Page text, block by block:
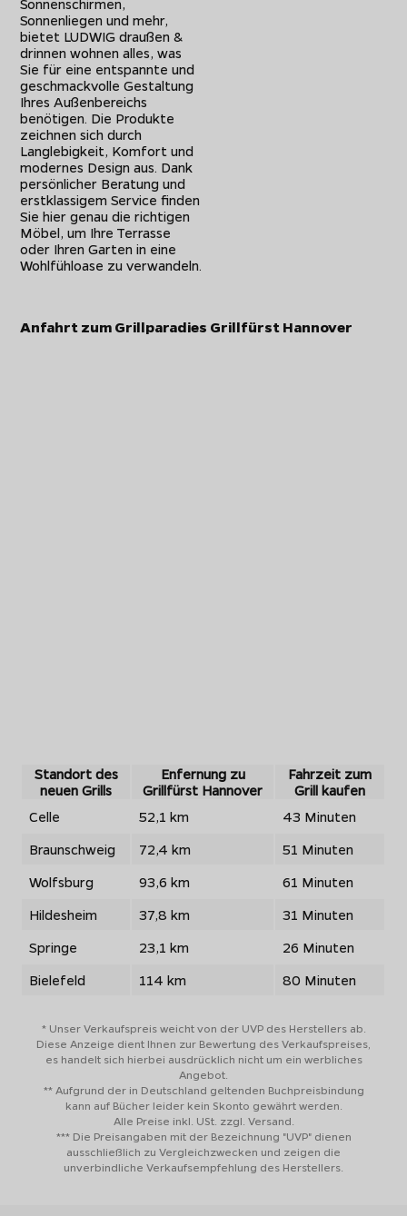
Sonnenschirmen,
Sonnenliegen und mehr,
bietet LUDWIG draußen &
drinnen wohnen alles, was
Sie für eine entspannte und
geschmackvolle Gestaltung
Ihres Außenbereichs
benötigen. Die Produkte
zeichnen sich durch
Langlebigkeit, Komfort und
modernes Design aus. Dank
persönlicher Beratung und
erstklassigem Service finden
Sie hier genau die richtigen
Möbel, um Ihre Terrasse
oder Ihren Garten in eine
Wohlfühloase zu verwandeln.
Anfahrt zum Grillparadies Grillfürst Hannover
Standort des
neuen Grills
Enfernung zu
Grillfürst Hannover
Fahrzeit zum
Grill kaufen
Celle
52,1 km
43 Minuten
Braunschweig
72,4 km
51 Minuten
Wolfsburg
93,6 km
61 Minuten
Hildesheim
37,8 km
31 Minuten
Springe
23,1 km
26 Minuten
Bielefeld
114 km 80 Minuten
* Unser Verkaufspreis weicht von der UVP des Herstellers ab.
Diese Anzeige dient Ihnen zur Bewertung des Verkaufspreises,
es handelt sich hierbei ausdrücklich nicht um ein werbliches
Angebot.
** Aufgrund der in Deutschland geltenden Buchpreisbindung
kann auf Bücher leider kein Skonto gewährt werden.
Alle Preise inkl. USt. zzgl. Versand.
*** Die Preisangaben mit der Bezeichnung "UVP" dienen
ausschließlich zu Vergleichzwecken und zeigen die
unverbindliche Verkaufsempfehlung des Herstellers.